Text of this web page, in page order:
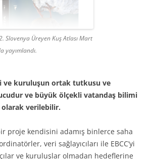
Slovenya Üreyen Kuş Atlası Mart
yayımlandı.
ve kuruluşun ortak tutkusu ve
ve büyük ölçekli vatandaş bilimi
verilebilir.
proje kendisini adamış binlerce saha
veri sağlayıcıları ile EBCC’yi
ve kuruluşlar olmadan hedeflerine